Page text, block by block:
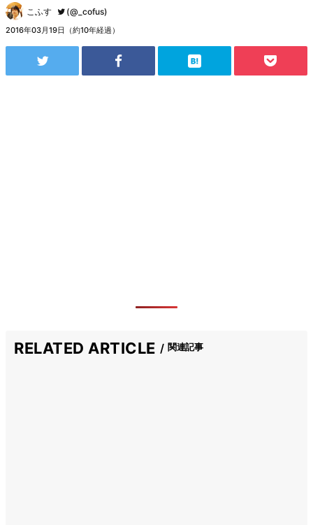
こふす (@_cofus)
2016年03月19日（約10年経過）
RELATED ARTICLE 関連記事